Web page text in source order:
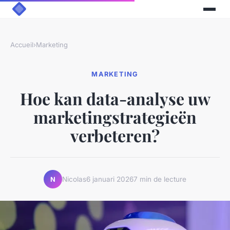
Accueil›Marketing
MARKETING
Hoe kan data-analyse uw
marketingstrategieën
verbeteren?
N Nicolas6 januari 20267 min de lecture